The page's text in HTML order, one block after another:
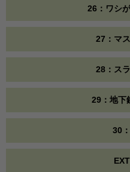
26：ワシ
27：マ
28：ス
29：地下
30